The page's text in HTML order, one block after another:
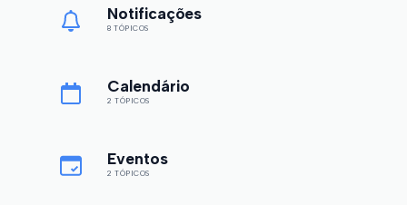
Notificações
8 TÓPICOS
Calendário
2 TÓPICOS
Eventos
2 TÓPICOS